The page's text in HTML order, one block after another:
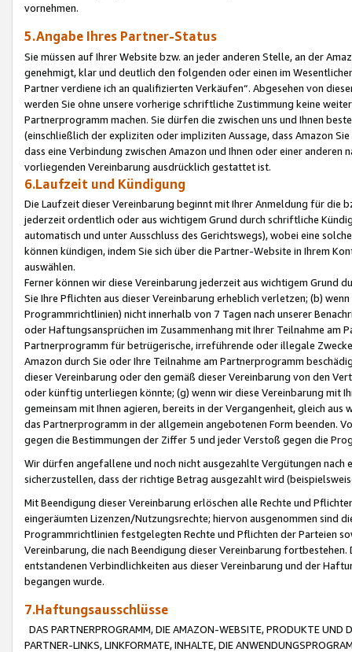
vornehmen.
5.Angabe Ihres Partner-Status
Sie müssen auf Ihrer Website bzw. an jeder anderen Stelle, an der
genehmigt, klar und deutlich den folgenden oder einen im
Partner verdiene ich an qualifizierten Verkäufen“. Abgesehen von
werden Sie ohne unsere vorherige schriftliche Zustimmung keine
Partnerprogramm machen. Sie dürfen die zwischen uns und Ihnen
(einschließlich der expliziten oder impliziten Aussage, dass Amazon
dass eine Verbindung zwischen Amazon und Ihnen oder einer
vorliegenden Vereinbarung ausdrücklich gestattet ist.
6.Laufzeit und Kündigung
Die Laufzeit dieser Vereinbarung beginnt mit Ihrer Anmeldung für die
jederzeit ordentlich oder aus wichtigem Grund durch schriftliche
automatisch und unter Ausschluss des Gerichtswegs), wobei eine
können kündigen, indem Sie sich über die Partner-Website in Ihrem
auswählen.
Ferner können wir diese Vereinbarung jederzeit aus wichtigem Grund
Sie Ihre Pflichten aus dieser Vereinbarung erheblich verletzen; (b)
Programmrichtlinien) nicht innerhalb von 7 Tagen nach unserer
oder Haftungsansprüchen im Zusammenhang mit Ihrer Teilnahme am
Partnerprogramm für betrügerische, irreführende oder illegale
Amazon durch Sie oder Ihre Teilnahme am Partnerprogramm
dieser Vereinbarung oder den gemäß dieser Vereinbarung von den
oder künftig unterliegen könnte; (g) wenn wir diese Vereinbarung mit
gemeinsam mit Ihnen agieren, bereits in der Vergangenheit, gleich
das Partnerprogramm in der allgemein angebotenen Form beenden.
gegen die Bestimmungen der Ziffer 5 und jeder Verstoß gegen die
Wir dürfen angefallene und noch nicht ausgezahlte Vergütungen
sicherzustellen, dass der richtige Betrag ausgezahlt wird
Mit Beendigung dieser Vereinbarung erlöschen alle Rechte und
eingeräumten Lizenzen/Nutzungsrechte; hiervon ausgenommen sind
Programmrichtlinien festgelegten Rechte und Pflichten der Parteien
Vereinbarung, die nach Beendigung dieser Vereinbarung
entstandenen Verbindlichkeiten aus dieser Vereinbarung und der
begangen wurde.
7.Haftungsausschlüsse
DAS PARTNERPROGRAMM, DIE AMAZON-WEBSITE, PRODUKTE UND
PARTNER-LINKS, LINKFORMATE, INHALTE, DIE